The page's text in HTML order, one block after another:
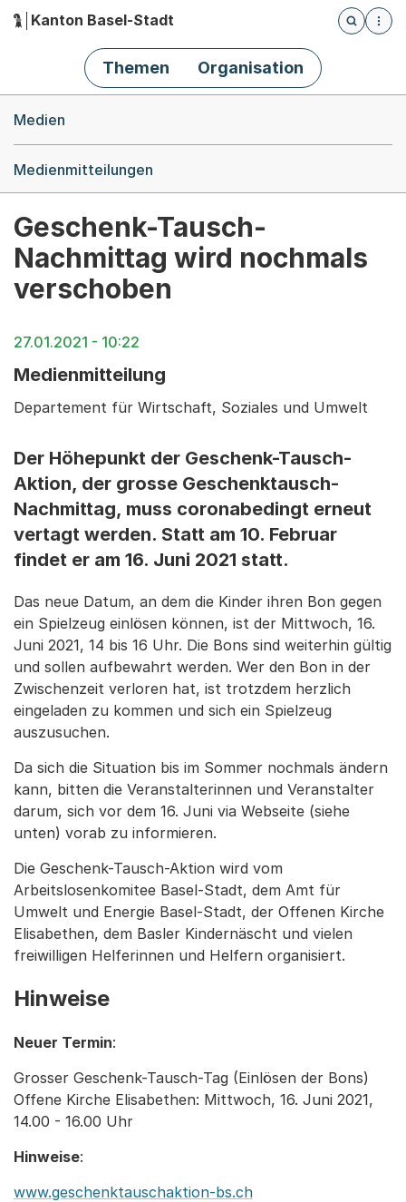
Hauptnavigation
Kanton Basel-Stadt
Öffnet
Themen Organisation
Medien
Medienmitteilungen
Geschenk-Tausch-
Nachmittag wird nochmals
verschoben
27.01.2021 - 10:22
Medienmitteilung
Departement für Wirtschaft, Soziales und Umwelt
Der Höhepunkt der Geschenk-Tausch-
Aktion, der grosse Geschenktausch-
Nachmittag, muss coronabedingt erneut
vertagt werden. Statt am 10. Februar
findet er am 16. Juni 2021 statt.
Das neue Datum, an dem die Kinder ihren Bon gegen
ein Spielzeug einlösen können, ist der Mittwoch, 16.
Juni 2021, 14 bis 16 Uhr. Die Bons sind weiterhin gültig
und sollen aufbewahrt werden. Wer den Bon in der
Zwischenzeit verloren hat, ist trotzdem herzlich
eingeladen zu kommen und sich ein Spielzeug
auszusuchen.
Da sich die Situation bis im Sommer nochmals ändern
kann, bitten die Veranstalterinnen und Veranstalter
darum, sich vor dem 16. Juni via Webseite (siehe
unten) vorab zu informieren.
Die Geschenk-Tausch-Aktion wird vom
Arbeitslosenkomitee Basel-Stadt, dem Amt für
Umwelt und Energie Basel-Stadt, der Offenen Kirche
Elisabethen, dem Basler Kindernäscht und vielen
freiwilligen Helferinnen und Helfern organisiert.
Hinweise
Neuer Termin:
Grosser Geschenk-Tausch-Tag (Einlösen der Bons)
Offene Kirche Elisabethen: Mittwoch, 16. Juni 2021,
14.00 - 16.00 Uhr
Hinweise:
www.geschenktauschaktion-bs.ch